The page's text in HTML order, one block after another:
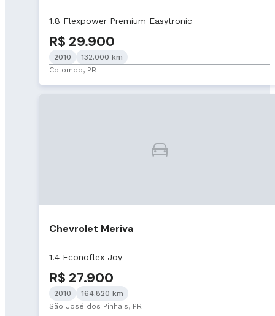
1.8 Flexpower Premium Easytronic
R$ 29.900
2010
132.000 km
Colombo, PR
Chevrolet Meriva
1.4 Econoflex Joy
R$ 27.900
2010
164.820 km
São José dos Pinhais, PR